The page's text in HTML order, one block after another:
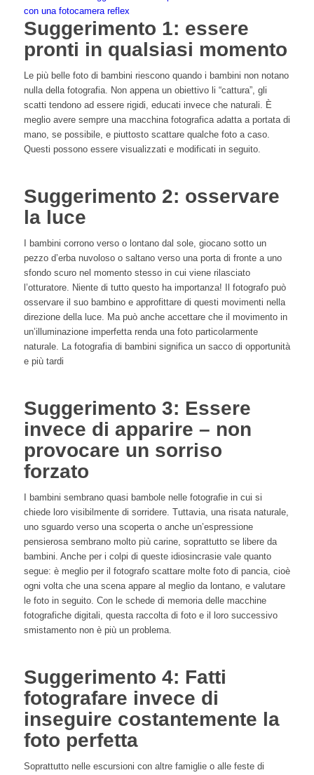
con una fotocamera reflex
Suggerimento 1: essere
pronti in qualsiasi momento
Le più belle foto di bambini riescono quando i bambini non notano
nulla della fotografia. Non appena un obiettivo li “cattura”, gli
scatti tendono ad essere rigidi, educati invece che naturali. È
meglio avere sempre una macchina fotografica adatta a portata di
mano, se possibile, e piuttosto scattare qualche foto a caso.
Questi possono essere visualizzati e modificati in seguito.
Suggerimento 2: osservare
la luce
I bambini corrono verso o lontano dal sole, giocano sotto un
pezzo d’erba nuvoloso o saltano verso una porta di fronte a uno
sfondo scuro nel momento stesso in cui viene rilasciato
l’otturatore. Niente di tutto questo ha importanza! Il fotografo può
osservare il suo bambino e approfittare di questi movimenti nella
direzione della luce. Ma può anche accettare che il movimento in
un’illuminazione imperfetta renda una foto particolarmente
naturale. La fotografia di bambini significa un sacco di opportunità
e più tardi
Suggerimento 3: Essere
invece di apparire – non
provocare un sorriso
forzato
I bambini sembrano quasi bambole nelle fotografie in cui si
chiede loro visibilmente di sorridere. Tuttavia, una risata naturale,
uno sguardo verso una scoperta o anche un’espressione
pensierosa sembrano molto più carine, soprattutto se libere da
bambini. Anche per i colpi di queste idiosincrasie vale quanto
segue: è meglio per il fotografo scattare molte foto di pancia, cioè
ogni volta che una scena appare al meglio da lontano, e valutare
le foto in seguito. Con le schede di memoria delle macchine
fotografiche digitali, questa raccolta di foto e il loro successivo
smistamento non è più un problema.
Suggerimento 4: Fatti
fotografare invece di
inseguire costantemente la
foto perfetta
Soprattutto nelle escursioni con altre famiglie o alle feste di